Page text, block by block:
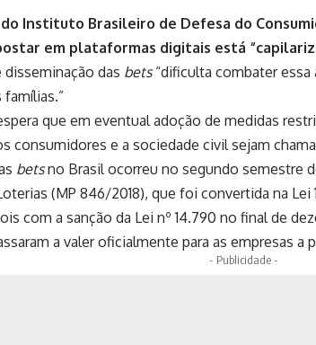
Instituto Brasileiro de Defesa do
em plataformas digitais está
disseminação das bets“dificulta combater
que em eventual adoção de medidas
consumidores e a sociedade civil sejam
betsno Brasil ocorreu no segundo semestre
(MP 846/2018), que foi convertida na Lei
com a sanção da Lei nº 14.790 no final de
a valer oficialmente para as empresas a
- Publicidade -